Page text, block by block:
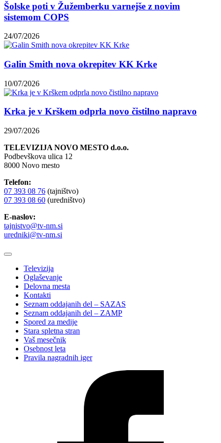
Šolske poti v Žužemberku varnejše z novim
sistemom COPS
24/07/2026
Galin Smith nova okrepitev KK Krke
10/07/2026
Krka je v Krškem odprla novo čistilno napravo
29/07/2026
TELEVIZIJA NOVO MESTO d.o.o.
Podbevškova ulica 12
8000 Novo mesto
Telefon:
07 393 08 76 (tajništvo)
07 393 08 60 (uredništvo)
E-naslov:
tajnistvo@tv-nm.si
uredniki@tv-nm.si
Televizija
Oglaševanje
Delovna mesta
Kontakti
Seznam oddajanih del – SAZAS
Seznam oddajanih del – ZAMP
Spored za medije
Stara spletna stran
Vaš mesečnik
Osebnost leta
Pravila nagradnih iger